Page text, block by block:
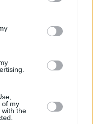
third-party tags to
in below Google
of my
with the
20